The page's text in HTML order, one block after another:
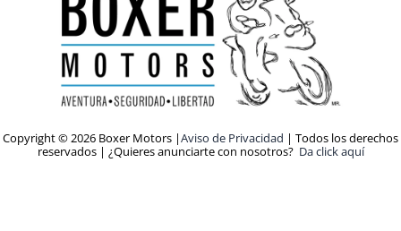
Copyright © 2026 Boxer Motors |Aviso de Privacidad | Todos los derechos
reservados | ¿Quieres anunciarte con nosotros? Da click aquí